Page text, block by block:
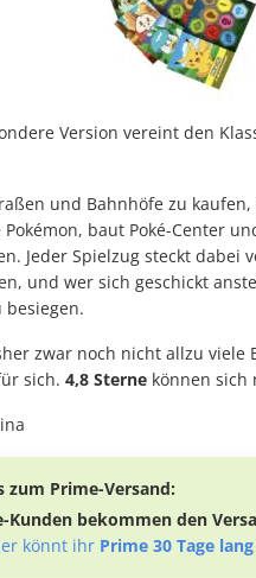
Version vereint den
und Bahnhöfe zu
Pokémon, baut Poké-Center
Jeder Spielzug steckt dabei
und wer sich geschickt
besiegen.
zwar noch nicht allzu
sich. 4,8 Sterne können sich
zum Prime-Versand:
Kunden bekommen den
könnt ihr Prime 30 Tage